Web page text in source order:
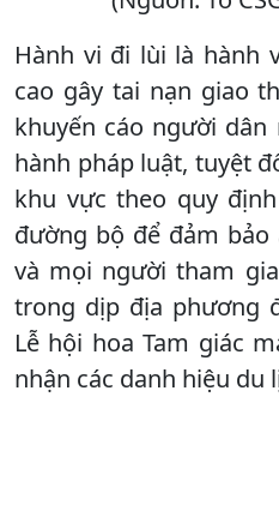
Hành vi đi lùi là hành
cao gây tai nạn giao
khuyến cáo người
hành pháp luật, tuyệt
khu vực theo quy
đường bộ để đảm
và mọi người tham
trong dịp địa phương
Lễ hội hoa Tam giác
nhận các danh hiệu du